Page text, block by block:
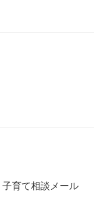
育て相談メール